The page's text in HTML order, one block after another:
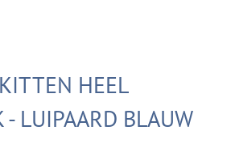
HEEL
- LUIPAARD BLAUW